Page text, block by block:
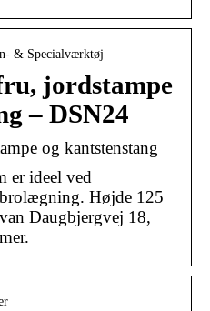
& Specialværktøj
jordstampe
– DSN24
og kantstenstang
er ideel ved
Højde 125
Daugbjergvej 18,